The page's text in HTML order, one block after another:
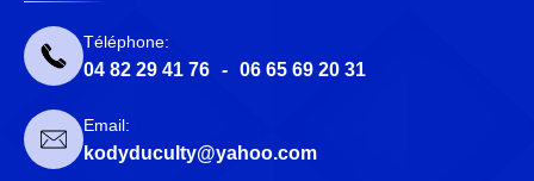
Téléphone:
04 82 29 41 76 - 06 65 69 20 31
Email:
kodyduculty@yahoo.com